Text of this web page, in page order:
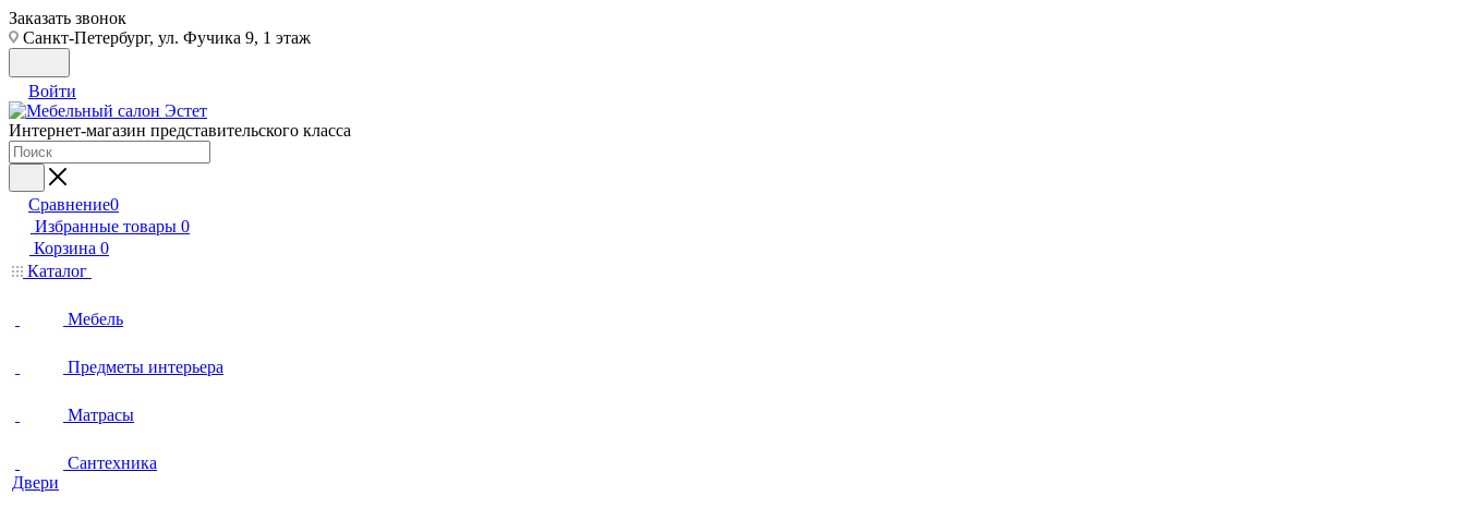
Заказать звонок
Санкт-Петербург, ул. Фучика 9, 1 этаж
Войти
Интернет-магазин представительского класса
Сравнение0
Избранные товары 0
Корзина 0
Каталог
Мебель
Предметы интерьера
Матрасы
Сантехника
Двери